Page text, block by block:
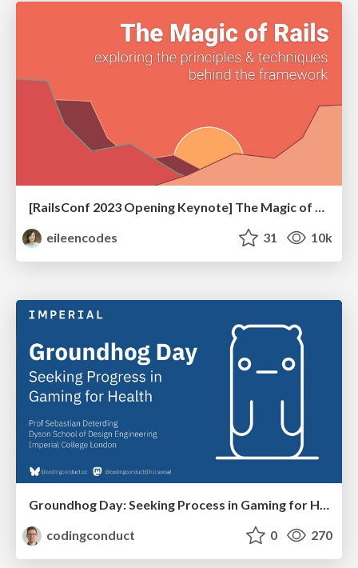
eileencodes
31 10k
Groundhog Day: Seeking Process in Gaming for Health
codingconduct
0 270